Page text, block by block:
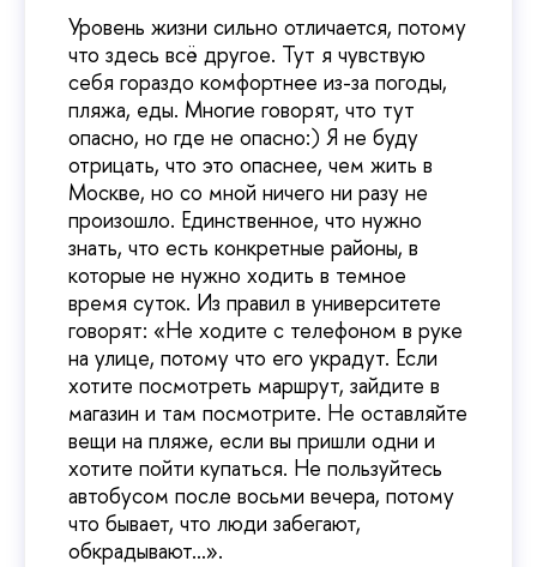
Уровень жизни сильно отличается, потому
что здесь всё другое. Тут я чувствую
себя гораздо комфортнее из-за погоды,
пляжа, еды. Многие говорят, что тут
опасно, но где не опасно:) Я не буду
отрицать, что это опаснее, чем жить в
Москве, но со мной ничего ни разу не
произошло. Единственное, что нужно
знать, что есть конкретные районы, в
которые не нужно ходить в темное
время суток. Из правил в университете
говорят: «Не ходите с телефоном в руке
на улице, потому что его украдут. Если
хотите посмотреть маршрут, зайдите в
магазин и там посмотрите. Не оставляйте
вещи на пляже, если вы пришли одни и
хотите пойти купаться. Не пользуйтесь
автобусом после восьми вечера, потому
что бывает, что люди забегают,
обкрадывают…».